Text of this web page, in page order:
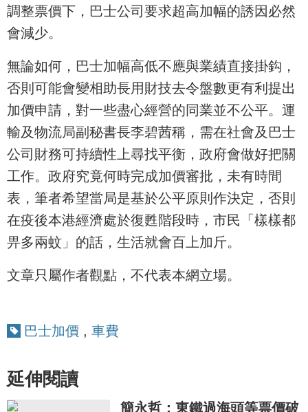
調整票價下，巴士公司要求超高加幅的誘因必然
會減少。
無論如何，巴士加幅高低不應與業績直接掛鈎，
否則可能會變相助長用財技去令盤數更有利提出
加價申請，對一些盡心經營的同業並不公平。運
輸及物流局副秘書長李碧茜稱，需在社會及巴士
公司財務可持續性上尋找平衡，政府會做好把關
工作。政府究竟何時完成加價審批，未有時間
表，筆者希望當局是基於公平原則作決定，否則
在疫後本港經濟處於復甦階段時，市民「樣樣都
畀多兩蚊」的話，生活就會百上加斤。
文章只屬作者觀點，不代表本網立場。
巴士加價 , 車費
延伸閱讀
簡永哲：東鐵過海頭等票價破